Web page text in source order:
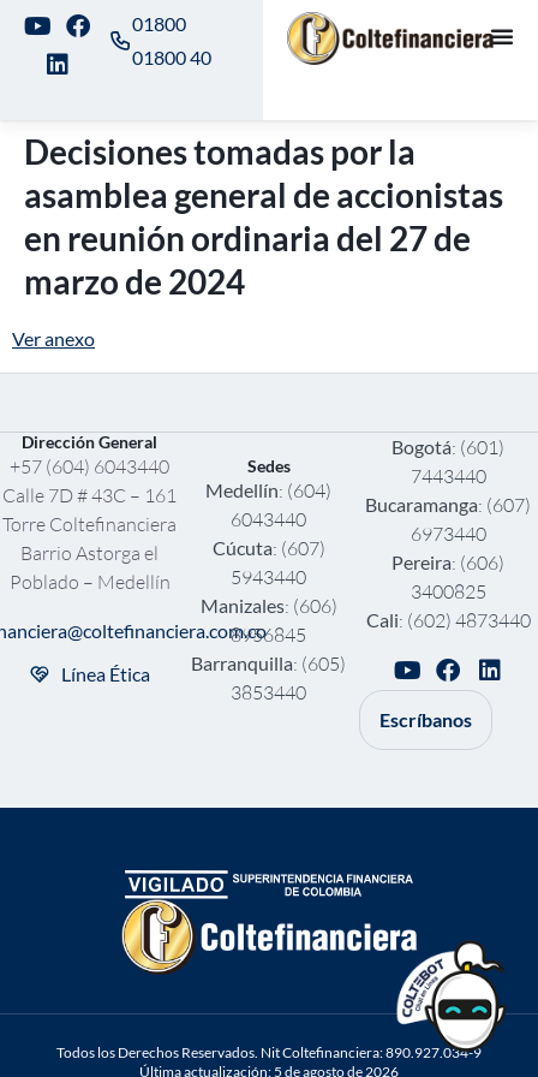
01800
01800 40
Decisiones tomadas por la
asamblea general de accionistas
en reunión ordinaria del 27 de
marzo de 2024
Ver anexo
Dirección General
+57 (604) 6043440
Calle 7D # 43C – 161
Torre Coltefinanciera
Barrio Astorga el
Poblado – Medellín
Línea Ética
Sedes
Medellín: (604)
6043440
Cúcuta: (607)
5943440
Manizales: (606)
8956845
Barranquilla: (605)
3853440
Bogotá: (601)
7443440
Bucaramanga: (607)
6973440
Pereira: (606)
3400825
Cali: (602) 4873440
Escríbanos
Todos los Derechos Reservados. Nit Coltefinanciera: 890.927.034-9
Última actualización: 5 de agosto de 2026